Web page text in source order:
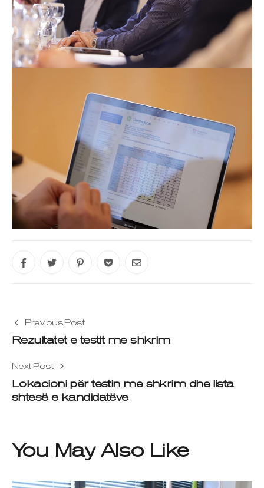
Previous Post
Rezultatet e testit me shkrim
Next Post
Lokacioni për testin me shkrim dhe lista
shtesë e kandidatëve
You May Also Like